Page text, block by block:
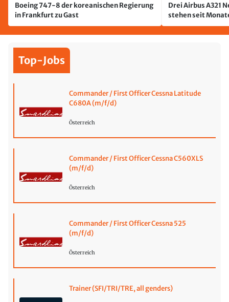
Boeing 747-8 der koreanischen Regierung
in Frankfurt zu Gast
Drei Airbus A321
stehen seit
jetzt wurde einer
Top-Jobs
Commander / First Officer Cessna Latitude
C680A (m/f/d)
Österreich
Commander / First Officer Cessna C560XLS
(m/f/d)
Österreich
Commander / First Officer Cessna 525
(m/f/d)
Österreich
Trainer (SFI/TRI/TRE, all genders)